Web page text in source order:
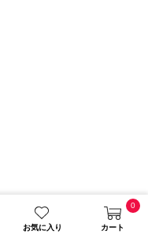
お気に入り カート
0